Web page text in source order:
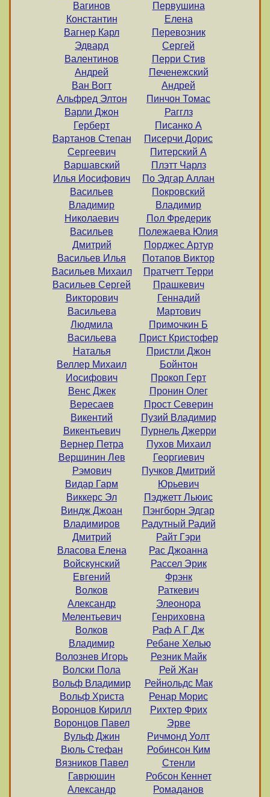
Вагинов
Константин
Вагнер Карл
Эдвард
Валентинов
Андрей
Ван Вогт
Альфред Элтон
Варли Джон
Герберт
Вартанов Степан
Сергеевич
Варшавский
Илья Иосифович
Васильев
Владимир
Hиколаевич
Васильев
Дмитрий
Васильев Илья
Васильев Михаил
Васильев Сергей
Викторович
Васильева
Людмила
Васильева
Наталья
Веллер Михаил
Иосифович
Венс Джек
Вересаев
Викентий
Викентьевич
Вернер Петра
Вершинин Лев
Рэмович
Видар Гарм
Виккерс Эл
Виндж Джоан
Владимиров
Дмитрий
Власова Елена
Войскунский
Евгений
Волков
Александр
Мелентьевич
Волков
Владимир
Волознев Игорь
Волски Пола
Вольф Владимир
Вольф Христа
Воронцов Кирилл
Воронцов Павел
Вульф Джин
Вюль Стефан
Вязников Павел
Гаврюшин
Александр
Первушина
Елена
Перевозник
Сергей
Перри Стив
Печенежский
Андрей
Пинчон Томас
Рагглз
Писанко А
Писерчи Дорис
Питерский А
Плэтт Чарлз
По Эдгар Аллан
Покровский
Владимир
Пол Фредерик
Полежаева Юлия
Порджес Артур
Потапов Виктор
Пратчетт Терри
Прашкевич
Геннадий
Мартович
Примочкин Б
Прист Кристофер
Пристли Джон
Бойнтон
Прокоп Герт
Пронин Олег
Прост Северин
Пузий Владимир
Пурнель Джерри
Пухов Михаил
Георгиевич
Пучков Дмитрий
Юрьевич
Пэджетт Льюис
Пэнгборн Эдгар
Радутный Радий
Райт Гэри
Рас Джоанна
Рассел Эрик
Фрэнк
Раткевич
Элеонора
Генриховна
Раф А Г Дж
Ребане Хелью
Резник Майк
Рей Жан
Рейнольдс Мак
Ренар Морис
Рихтер Фрих
Эрве
Ричмонд Уолт
Робинсон Ким
Стенли
Робсон Кеннет
Ромаданов